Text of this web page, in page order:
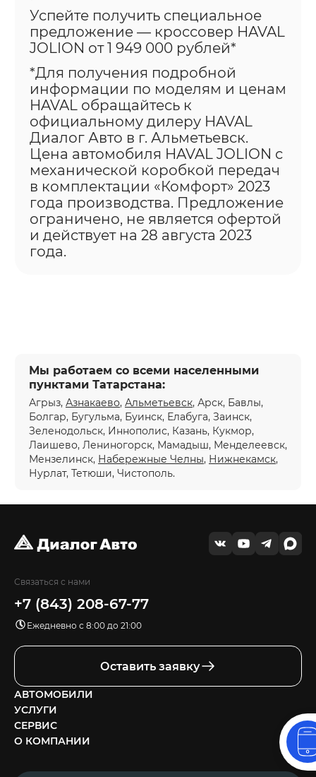
Успейте получить специальное
предложение — кроссовер HAVAL
JOLION от 1 949 000 рублей*
*Для получения подробной
информации по моделям и ценам
HAVAL обращайтесь к
официальному дилеру HAVAL
Диалог Авто в г. Альметьевск.
Цена автомобиля HAVAL JOLION с
механической коробкой передач
в комплектации «Комфорт» 2023
года производства. Предложение
ограничено, не является офертой
и действует на 28 августа 2023
года.
Мы работаем со всеми населенными
пунктами Татарстана:
Агрыз, Азнакаево, Альметьевск, Арск, Бавлы,
Болгар, Бугульма, Буинск, Елабуга, Заинск,
Зеленодольск, Иннополис, Казань, Кукмор,
Лаишево, Лениногорск, Мамадыш, Менделеевск,
Мензелинск, Набережные Челны, Нижнекамск,
Нурлат, Тетюши, Чистополь.
Связаться с нами
+7 (843) 208-67-77
Ежедневно с 8:00 до 21:00
Оставить заявку
АВТОМОБИЛИ
УСЛУГИ
СЕРВИС
О КОМПАНИИ